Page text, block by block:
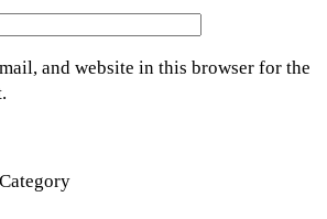
and website in this browser for the